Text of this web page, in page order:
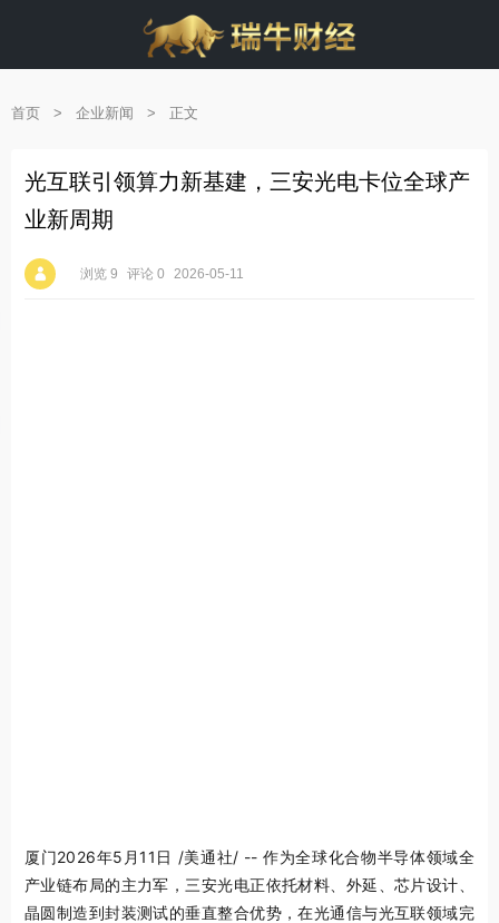
首页 > 企业新闻 > 正文
光互联引领算力新基建，三安光电卡位全球产
业新周期
浏览 9 评论 0 2026-05-11
厦门2026年5月11日 /美通社/ -- 作为全球化合物半导体领域全
产业链布局的主力军，三安光电正依托材料、外延、芯片设计、
晶圆制造到封装测试的垂直整合优势，在光通信与光互联领域完